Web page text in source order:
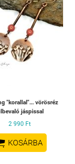
"korallal"... vörösréz
jáspissal
2 990 Ft
KOSÁRBA